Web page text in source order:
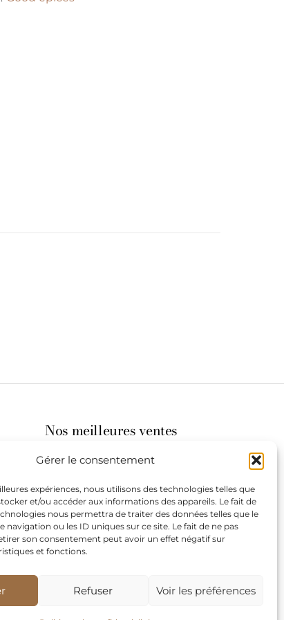
Gérer le consentement
expériences, nous utilisons des technologies telles que
et/ou accéder aux informations des appareils. Le fait de
nous permettra de traiter des données telles que le
ou les ID uniques sur ce site. Le fait de ne pas
son consentement peut avoir un effet négatif sur
et fonctions.
Refuser Voir les préférences
Nos meilleures ventes